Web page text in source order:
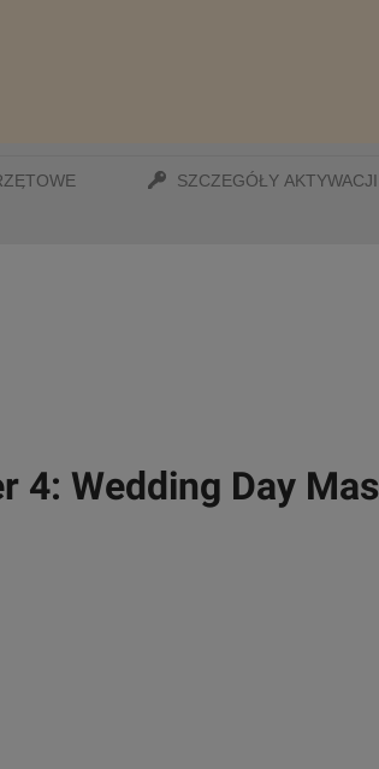
SZCZEGÓŁY AKTYWACJI
4: Wedding Day